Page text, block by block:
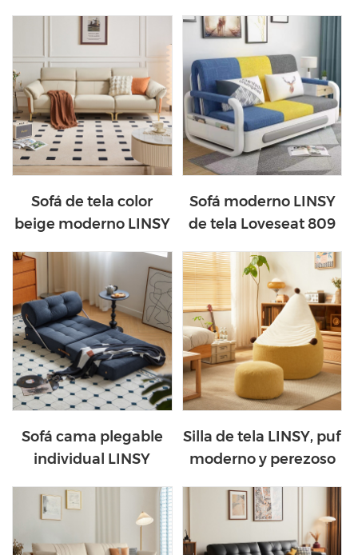
de sofás, muebles,
seccionales, esquina
Chesterfield, sofás de
sala de estar en forma
de L, RBC1K
prix 2070
Sofá de tela color
beige moderno LINSY
Sofá moderno LINSY
de tela Loveseat 809
Sofá cama plegable
individual LINSY
Silla de tela LINSY, puf
moderno y perezoso